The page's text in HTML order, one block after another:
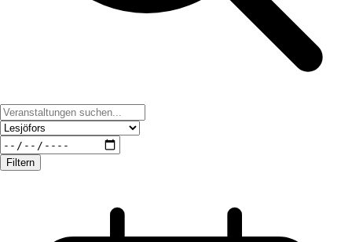
Filtern